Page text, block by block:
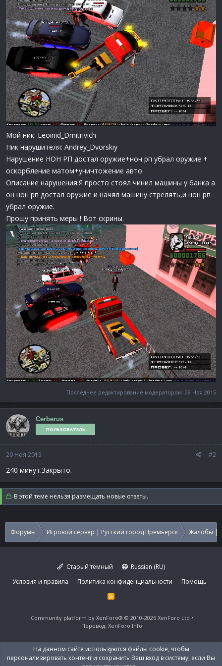
Мой ник: Leoinid_Dmitrivich
Ник нарушителя: Andrey_Dvorskiy
Нарушение НОН РП достал оружие+нон рп убрал оружие +
оскорбление матом+уничтожение авто
Описание нарушения:Я просто стоял чинил машины у банка а
он нон рп достал оружие и начял машину стрелять,и нон рп
убрал оружие.
Прошу принять меры ! Вот скрины.
Последнее редактирование модератором: 29 Ноя 2015
Cerberus
ПОЛЬЗОВАТЕЛЬ
29 Ноя 2015 #2
240 минут.Закрыто.
В этой теме нельзя размещать новые ответы.
Форумы Игровой сервер | Русский город Премьерск Жалобы |
Старый тёмный
Russian (RU)
Условия и правила
Политика конфиденциальности Помощь
R
Community platform by XenForo® © 2010-2026 XenForo Ltd
Перевод: XenForo.Info